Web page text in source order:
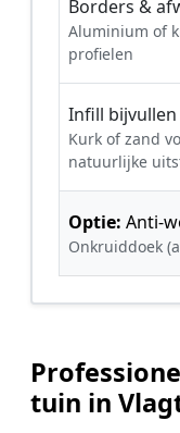
Borders &
Aluminium of
profielen
Infill bijvullen
Kurk of zand
natuurlijke
Optie: Anti-
Onkruiddoek
tuin in